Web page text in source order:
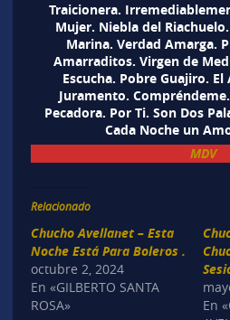
Traicionera.
Mujer. Niebla del
Marina. Verdad Amarga.
Amarraditos. Virgen de
Escucha. Pobre Guajiro.
Juramento.
Pecadora. Por Ti. Son Dos
Cada Noche un
MDV
Relacionado
Chucho Avellanet – Esta
Noche Está Para Boleros .
octubre 2, 2024
En «GILBERTO SANTA
ROSA»
En